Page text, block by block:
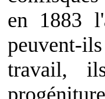
en 1883
peuvent-
travail,